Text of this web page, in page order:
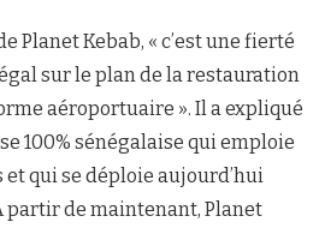
Planet Kebab, « c’est une fierté
sur le plan de la restauration
aéroportuaire ». Il a expliqué
100% sénégalaise qui emploie
et qui se déploie aujourd’hui
partir de maintenant, Planet